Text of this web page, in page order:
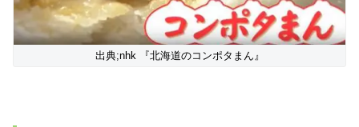
出典;nhk 『北海道のコンポタまん』